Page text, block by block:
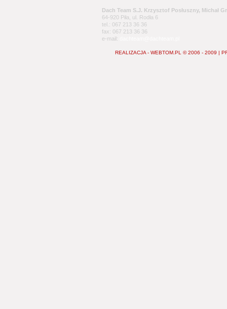
Dach Team S.J. Krzysztof Posłuszny, Michał
64-920 Piła, ul. Rodła 6
tel.: 067 213 36 36
fax: 067 213 36 36
e-mail:
REALIZACJA - WEBTOM.PL © 2006 - 2009 |